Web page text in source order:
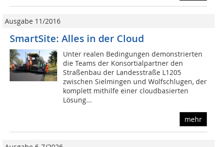
Ausgabe 11/2016
SmartSite: Alles in der Cloud
Unter realen Bedingungen demonstrierten
die Teams der Konsortialpartner den
Straßenbau der Landesstraße L1205
zwischen Sielmingen und Wolfschlugen, der
komplett mithilfe einer cloudbasierten
Lösung...
mehr